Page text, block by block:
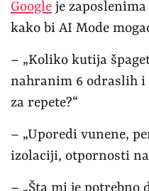
Google je
kako bi AI Mode
– „Koliko kutija
nahranim 6 odraslih i
za repete?“
– „Uporedi vunene,
izolaciji, otpornosti